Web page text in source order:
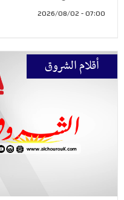
07:00 - 2026/08/02
أقلام الشروق